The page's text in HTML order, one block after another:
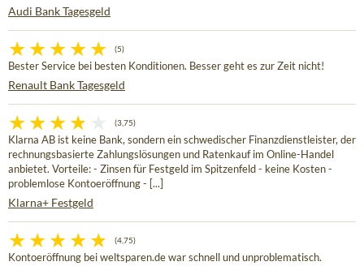
Audi Bank Tagesgeld
(5)
Bester Service bei besten Konditionen. Besser geht es zur Zeit nicht!
Renault Bank Tagesgeld
(3,75)
Klarna AB ist keine Bank, sondern ein schwedischer Finanzdienstleister, der
rechnungsbasierte Zahlungslösungen und Ratenkauf im Online-Handel
anbietet. Vorteile: - Zinsen für Festgeld im Spitzenfeld - keine Kosten -
problemlose Kontoeröffnung - [...]
Klarna+ Festgeld
(4,75)
Kontoeröffnung bei weltsparen.de war schnell und unproblematisch.